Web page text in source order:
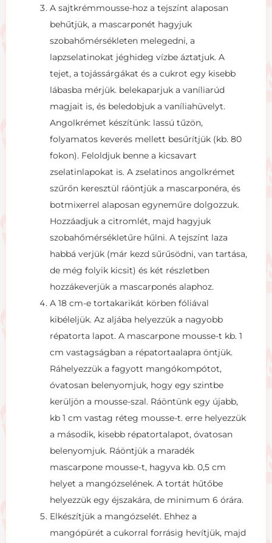
A sajtkrémmousse-hoz a tejszínt alaposan
behűtjük, a mascarponét hagyjuk
szobahőmérsékleten melegedni, a
lapzselatinokat jéghideg vízbe áztatjuk. A
tejet, a tojássárgákat és a cukrot egy kisebb
lábasba mérjük. belekaparjuk a vaníliarúd
magjait is, és beledobjuk a vaníliahüvelyt.
Angolkrémet készítünk: lassú tűzön,
folyamatos keverés mellett besűrítjük (kb. 80
fokon). Feloldjuk benne a kicsavart
zselatinlapokat is. A zselatinos angolkrémet
szűrőn keresztül ráöntjük a mascarponéra, és
botmixerrel alaposan egyneműre dolgozzuk.
Hozzáadjuk a citromlét, majd hagyjuk
szobahőmérsékletűre hűlni. A tejszínt laza
habbá verjük (már kezd sűrűsödni, van tartása,
de még folyik kicsit) és két részletben
hozzákeverjük a mascarponés alaphoz.
A 18 cm-e tortakarikát körben fóliával
kibéleljük. Az aljába helyezzük a nagyobb
répatorta lapot. A mascarpone mousse-t kb. 1
cm vastagságban a répatortaalapra öntjük.
Ráhelyezzük a fagyott mangókompótot,
óvatosan belenyomjuk, hogy egy szintbe
kerüljön a mousse-szal. Ráöntünk egy újabb,
kb 1 cm vastag réteg mousse-t. erre helyezzük
a második, kisebb répatortalapot, óvatosan
belenyomjuk. Ráöntjük a maradék
mascarpone mousse-t, hagyva kb. 0,5 cm
helyet a mangózselének. A tortát hűtőbe
helyezzük egy éjszakára, de minimum 6 órára.
Elkészítjük a mangózselét. Ehhez a
mangópürét a cukorral forrásig hevítjük, majd